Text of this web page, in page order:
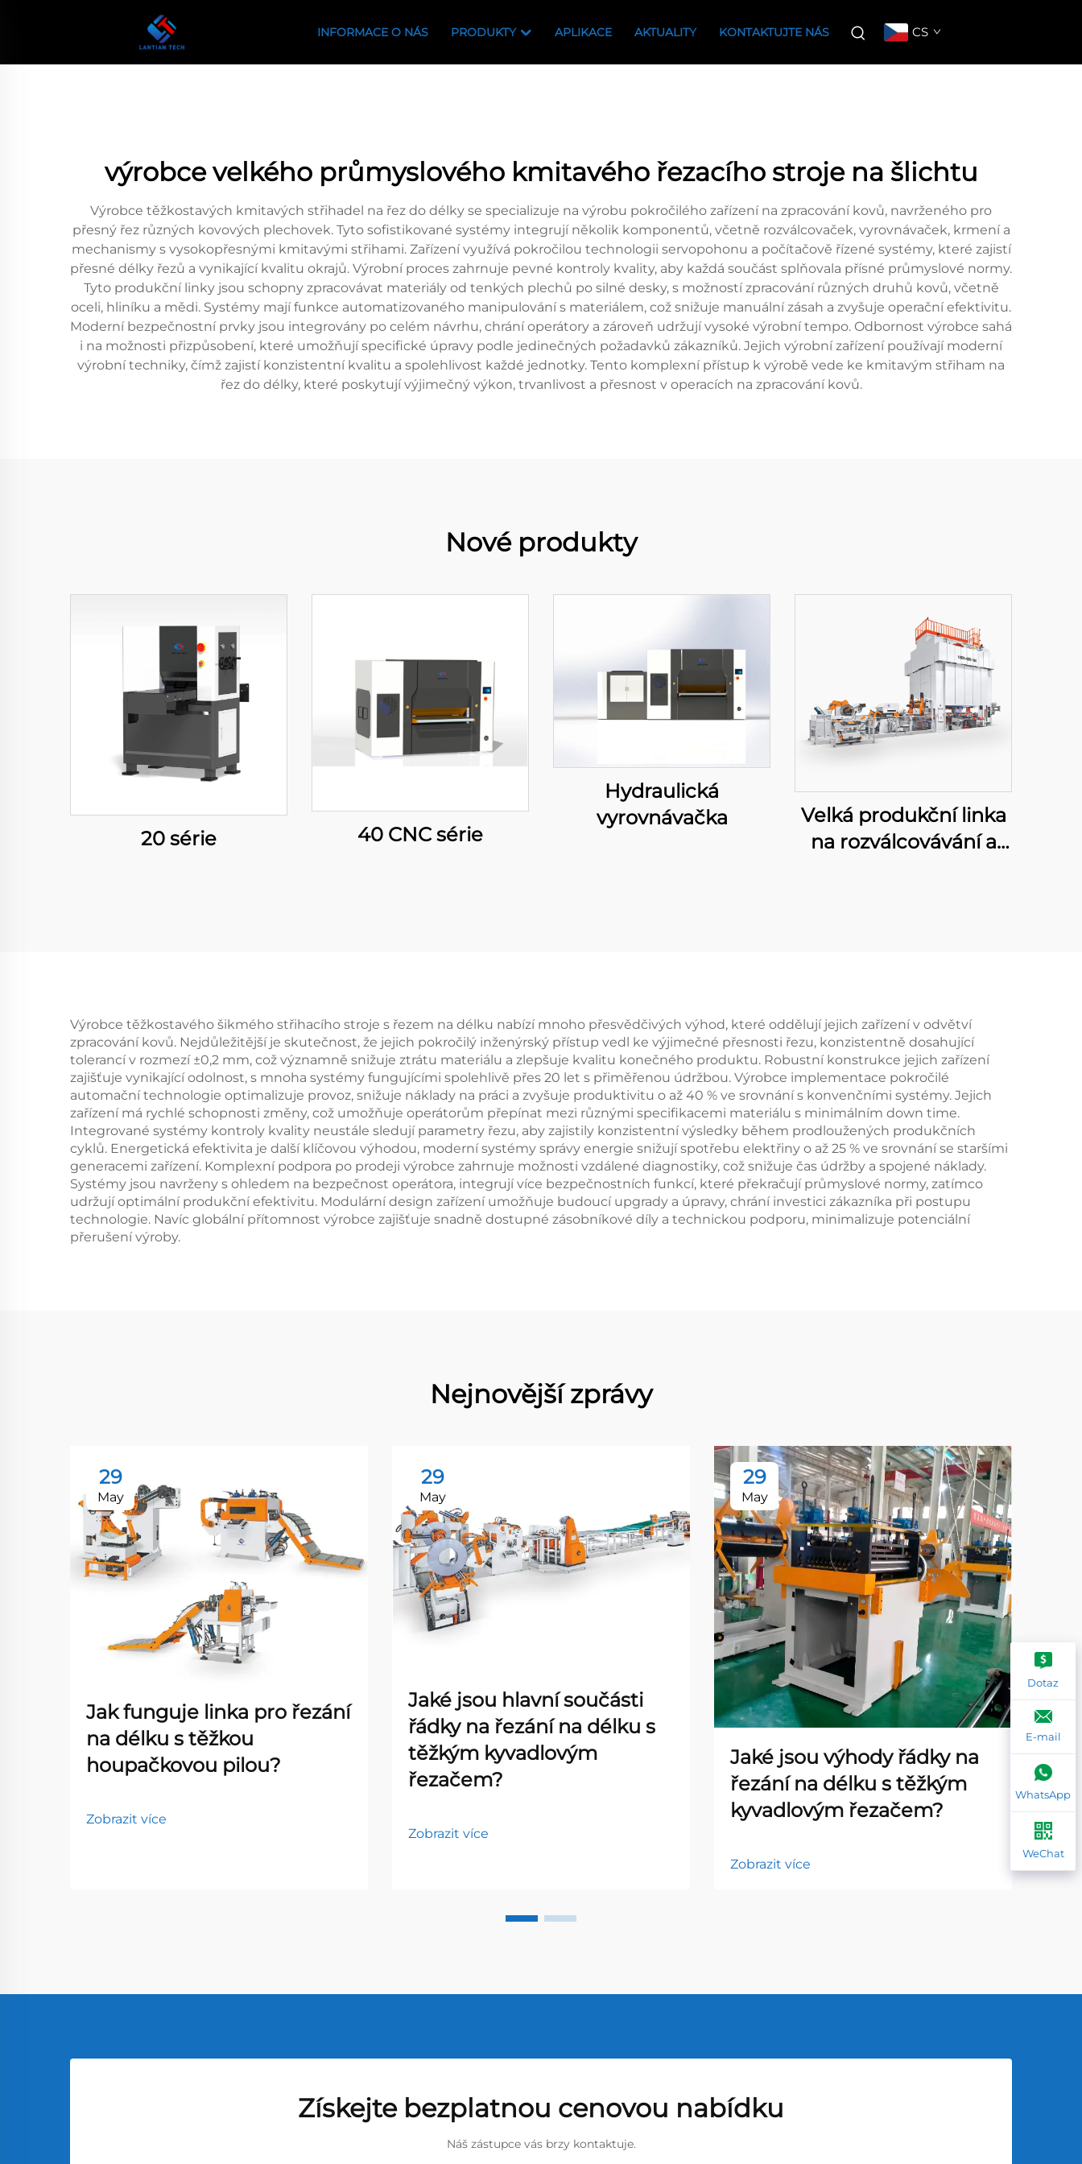
INFORMACE O NÁS PRODUKTY APLIKACE AKTUALITY KONTAKTUJTE NÁS CS
výrobce velkého průmyslového kmitavého řezacího stroje na šlichtu
Výrobce těžkostavých kmitavých střihadel na řez do délky se specializuje na výrobu pokročilého zařízení na zpracování kovů, navrženého pro
přesný řez různých kovových plechovek. Tyto sofistikované systémy integrují několik komponentů, včetně rozválcovaček, vyrovnávaček, krmení a
mechanismy s vysokopřesnými kmitavými střihami. Zařízení využívá pokročilou technologii servopohonu a počítačově řízené systémy, které zajistí
přesné délky řezů a vynikající kvalitu okrajů. Výrobní proces zahrnuje pevné kontroly kvality, aby každá součást splňovala přísné průmyslové normy.
Tyto produkční linky jsou schopny zpracovávat materiály od tenkých plechů po silné desky, s možností zpracování různých druhů kovů, včetně
oceli, hliníku a mědi. Systémy mají funkce automatizovaného manipulování s materiálem, což snižuje manuální zásah a zvyšuje operační efektivitu.
Moderní bezpečnostní prvky jsou integrovány po celém návrhu, chrání operátory a zároveň udržují vysoké výrobní tempo. Odbornost výrobce sahá
i na možnosti přizpůsobení, které umožňují specifické úpravy podle jedinečných požadavků zákazníků. Jejich výrobní zařízení používají moderní
výrobní techniky, čímž zajistí konzistentní kvalitu a spolehlivost každé jednotky. Tento komplexní přístup k výrobě vede ke kmitavým střiham na
řez do délky, které poskytují výjimečný výkon, trvanlivost a přesnost v operacích na zpracování kovů.
Nové produkty
20 série 40 CNC série
Hydraulická
vyrovnávačka
Velká produkční linka
na rozválcovávání a
Výrobce těžkostavého šikmého střihacího stroje s řezem na délku nabízí mnoho přesvědčivých výhod, které oddělují jejich zařízení v odvětví
zpracování kovů. Nejdůležitější je skutečnost, že jejich pokročilý inženýrský přístup vedl ke výjimečné přesnosti řezu, konzistentně dosahující
tolerancí v rozmezí ±0,2 mm, což významně snižuje ztrátu materiálu a zlepšuje kvalitu konečného produktu. Robustní konstrukce jejich zařízení
zajišťuje vynikající odolnost, s mnoha systémy fungujícími spolehlivě přes 20 let s přiměřenou údržbou. Výrobce implementace pokročilé
automační technologie optimalizuje provoz, snižuje náklady na práci a zvyšuje produktivitu o až 40 % ve srovnání s konvenčními systémy. Jejich
zařízení má rychlé schopnosti změny, což umožňuje operátorům přepínat mezi různými specifikacemi materiálu s minimálním down time.
Integrované systémy kontroly kvality neustále sledují parametry řezu, aby zajistily konzistentní výsledky během prodloužených produkčních
cyklů. Energetická efektivita je další klíčovou výhodou, moderní systémy správy energie snižují spotřebu elektřiny o až 25 % ve srovnání se staršími
generacemi zařízení. Komplexní podpora po prodeji výrobce zahrnuje možnosti vzdálené diagnostiky, což snižuje čas údržby a spojené náklady.
Systémy jsou navrženy s ohledem na bezpečnost operátora, integrují více bezpečnostních funkcí, které překračují průmyslové normy, zatímco
udržují optimální produkční efektivitu. Modulární design zařízení umožňuje budoucí upgrady a úpravy, chrání investici zákazníka při postupu
technologie. Navíc globální přítomnost výrobce zajišťuje snadně dostupné zásobníkové díly a technickou podporu, minimalizuje potenciální
přerušení výroby.
Nejnovější zprávy
29
May
Jak funguje linka pro řezání
na délku s těžkou
houpačkovou pilou?
Zobrazit více
29
May
Jaké jsou hlavní součásti
řádky na řezání na délku s
těžkým kyvadlovým
řezačem?
Zobrazit více
29
May
Jaké jsou výhody řádky na
řezání na délku s těžkým
kyvadlovým řezačem?
Zobrazit více
Získejte bezplatnou cenovou nabídku
Náš zástupce vás brzy kontaktuje.
Dotaz
E-mail
WhatsApp
WeChat